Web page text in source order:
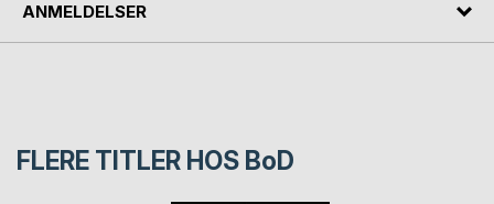
ANMELDELSER
FLERE TITLER HOS BoD